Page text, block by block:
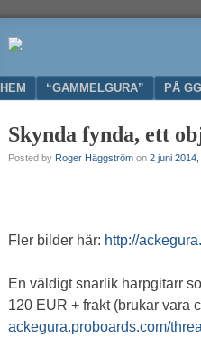
GAMMELGURA
Ge
liv
till
gamla
gitarr
SKIP TO CONTENT
HEM “GAMMELGURA” PÅ GG
Skynda fynda, ett
Posted by Roger Häggström on 2 juni
Fler bilder här: http://
En väldigt snarlik harpgitarr
120 EUR + frakt (brukar vara
ackegura.proboards.com/